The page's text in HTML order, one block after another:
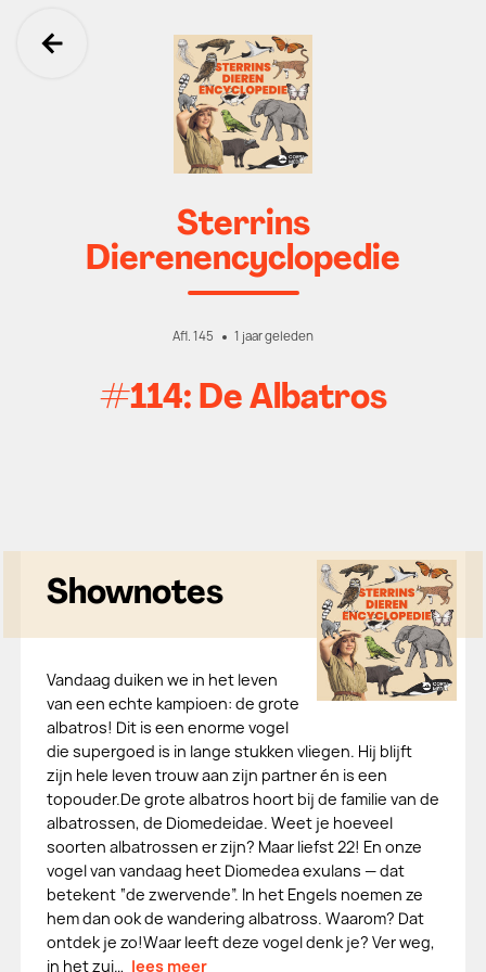
Ga terug
Sterrins
Dierenencyclopedie
Afl. 145 1 jaar geleden
#114: De Albatros
Shownotes
Vandaag duiken we in het leven
van een echte kampioen: de grote
albatros! Dit is een enorme vogel
die supergoed is in lange stukken vliegen. Hij blijft
zijn hele leven trouw aan zijn partner én is een
topouder.De grote albatros hoort bij de familie van de
albatrossen, de Diomedeidae. Weet je hoeveel
soorten albatrossen er zijn? Maar liefst 22! En onze
vogel van vandaag heet Diomedea exulans — dat
betekent “de zwervende”. In het Engels noemen ze
hem dan ook de wandering albatross. Waarom? Dat
ontdek je zo!Waar leeft deze vogel denk je? Ver weg,
in het zui… lees meer